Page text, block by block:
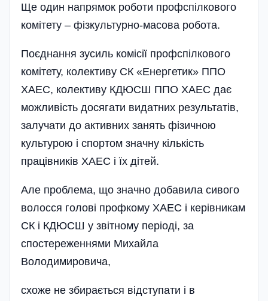
Ще один напрямок роботи профспілкового
комітету – фізкультурно-масова робота.
Поєднання зусиль комісії профспілкового
комітету, колективу СК «Енергетик» ППО
ХАЕС, колективу КДЮСШ ППО ХАЕС дає
можливість досягати видатних результатів,
залучати до активних занять фізичною
культурою і спортом значну кількість
працівників ХАЕС і їх дітей.
Але проблема, що значно добавила сивого
волосся голові профкому ХАЕС і керівникам
СК і КДЮСШ у звітному періоді, за
спостереженнями Михайла
Володимировича,
схоже не збирається відступати і в